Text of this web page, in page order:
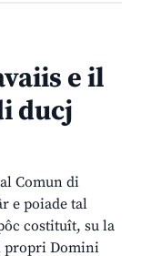
e il
ducj
Comun di
e poiade tal
costituît, su la
propri Domini